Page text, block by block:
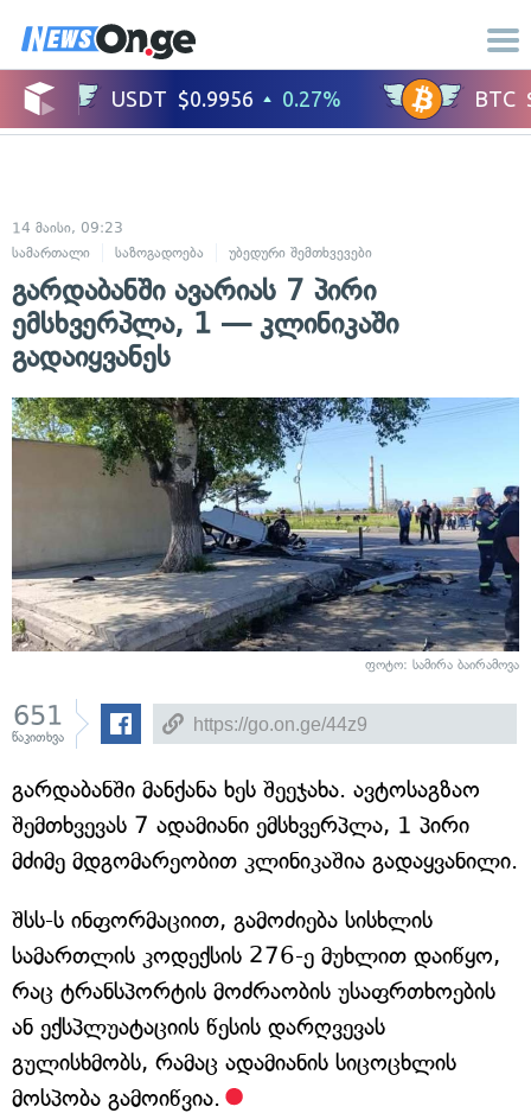
14 მაისი, 09:23
სამართალი
საზოგადოება უბედური შემთხვევები
გარდაბანში ავარიას 7 პირი
ემსხვერპლა, 1 — კლინიკაში
გადაიყვანეს
ფოტო: სამირა ბაირამოვა
651
წაკითხვა
გარდაბანში მანქანა ხეს შეეჯახა. ავტოსაგზაო
შემთხვევას 7 ადამიანი ემსხვერპლა, 1 პირი
მძიმე მდგომარეობით კლინიკაშია გადაყვანილი.
შსს-ს ინფორმაციით, გამოძიება სისხლის
სამართლის კოდექსის 276-ე მუხლით დაიწყო,
რაც ტრანსპორტის მოძრაობის უსაფრთხოების
ან ექსპლუატაციის წესის დარღვევას
გულისხმობს, რამაც ადამიანის სიცოცხლის
მოსპობა გამოიწვია.